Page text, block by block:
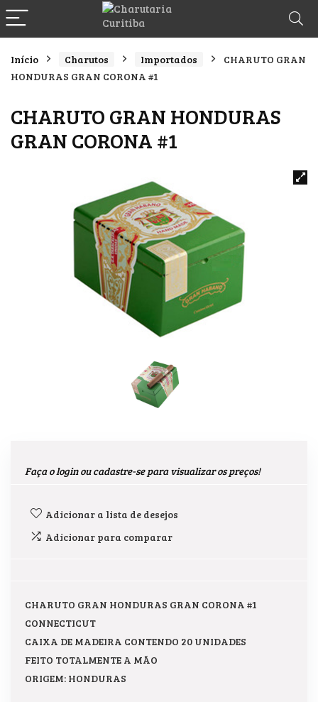
Início Charutos Importados
CHARUTO GRAN
HONDURAS GRAN CORONA #1
CHARUTO GRAN HONDURAS
GRAN CORONA #1
Faça o login ou cadastre-se para visualizar os preços!
Adicionar a lista de desejos
Adicionar para comparar
CHARUTO GRAN HONDURAS GRAN CORONA #1
CONNECTICUT
CAIXA DE MADEIRA CONTENDO 20 UNIDADES
FEITO TOTALMENTE A MÃO
ORIGEM: HONDURAS